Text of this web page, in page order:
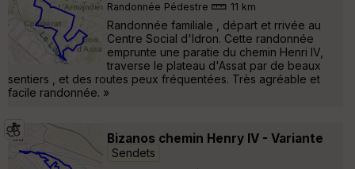
Randonnée Pédestre 11 km
Randonnée familiale , départ et rrivée au
Centre Social d'Idron. Cette randonnée
emprunte une paratie du chemin Henri IV,
traverse le plateau d'Assat par de beaux
sentiers , et des routes peux fréquentées. Très agréable et
facile randonnée. »
Bizanos chemin Henry IV - Variante
Sendets